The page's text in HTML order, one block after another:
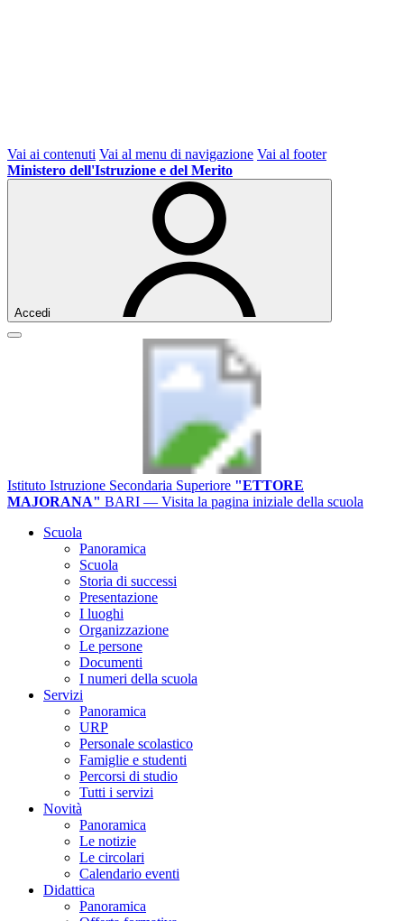
Vai ai contenuti Vai al menu di navigazione Vai al footer
Ministero dell'Istruzione e del Merito
Accedi
Istituto Istruzione Secondaria Superiore "ETTORE
MAJORANA" BARI — Visita la pagina iniziale della scuola
Scuola
Panoramica
Scuola
Storia di successi
Presentazione
I luoghi
Organizzazione
Le persone
Documenti
I numeri della scuola
Servizi
Panoramica
URP
Personale scolastico
Famiglie e studenti
Percorsi di studio
Tutti i servizi
Novità
Panoramica
Le notizie
Le circolari
Calendario eventi
Didattica
Panoramica